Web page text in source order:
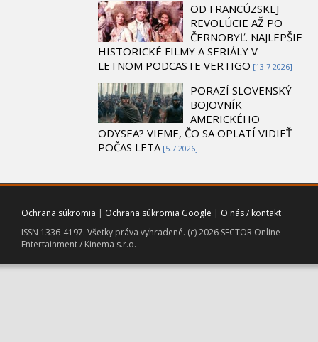
OD FRANCÚZSKEJ
REVOLÚCIE AŽ PO
ČERNOBYĽ. NAJLEPŠIE
HISTORICKÉ FILMY A SERIÁLY V
LETNOM PODCASTE VERTIGO [13.7 2026]
PORAZÍ SLOVENSKÝ
BOJOVNÍK
AMERICKÉHO
ODYSEA? VIEME, ČO SA OPLATÍ VIDIEŤ
POČAS LETA [5.7 2026]
Ochrana súkromia | Ochrana súkromia Google | O nás / kontakt
ISSN 1336-4197. Všetky práva vyhradené. (c) 2026 SECTOR Online
Entertainment / Kinema s.r.o.